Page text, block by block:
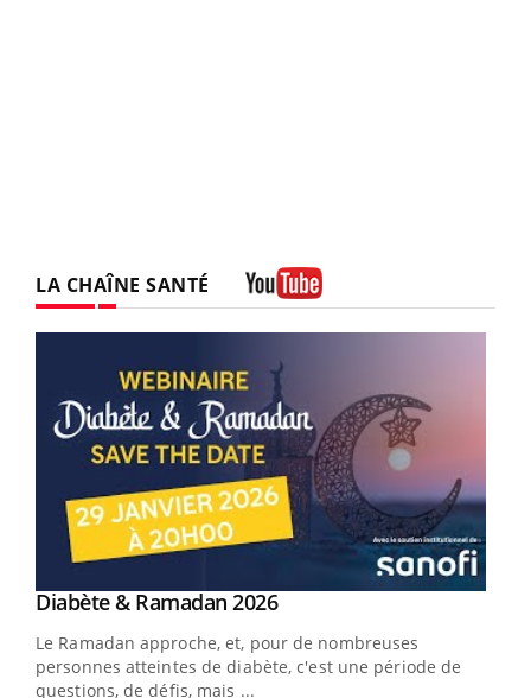
LA CHAÎNE SANTÉ
Youtube
Diabète & Ramadan 2026Youtube
Le Ramadan approche, et, pour de nombreuses
personnes atteintes de diabète, c'est une période de
questions, de défis, mais ...